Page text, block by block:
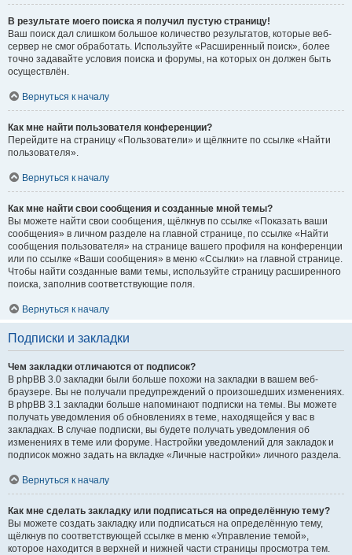
В результате моего поиска я получил пустую страницу!
Ваш поиск дал слишком большое количество результатов, которые веб-
сервер не смог обработать. Используйте «Расширенный поиск», более
точно задавайте условия поиска и форумы, на которых он должен быть
осуществлён.
Вернуться к началу
Как мне найти пользователя конференции?
Перейдите на страницу «Пользователи» и щёлкните по ссылке «Найти
пользователя».
Вернуться к началу
Как мне найти свои сообщения и созданные мной темы?
Вы можете найти свои сообщения, щёлкнув по ссылке «Показать ваши
сообщения» в личном разделе на главной странице, по ссылке «Найти
сообщения пользователя» на странице вашего профиля на конференции
или по ссылке «Ваши сообщения» в меню «Ссылки» на главной странице.
Чтобы найти созданные вами темы, используйте страницу расширенного
поиска, заполнив соответствующие поля.
Вернуться к началу
Подписки и закладки
Чем закладки отличаются от подписок?
В phpBB 3.0 закладки были больше похожи на закладки в вашем веб-
браузере. Вы не получали предупреждений о произошедших изменениях.
В phpBB 3.1 закладки больше напоминают подписки на темы. Вы можете
получать уведомления об обновлениях в теме, находящейся у вас в
закладках. В случае подписки, вы будете получать уведомления об
изменениях в теме или форуме. Настройки уведомлений для закладок и
подписок можно задать на вкладке «Личные настройки» личного раздела.
Вернуться к началу
Как мне сделать закладку или подписаться на определённую тему?
Вы можете создать закладку или подписаться на определённую тему,
щёлкнув по соответствующей ссылке в меню «Управление темой»,
которое находится в верхней и нижней части страницы просмотра тем.